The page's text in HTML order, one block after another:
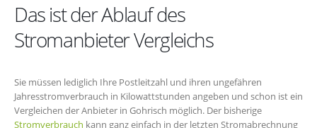
Das ist der Ablauf des
Stromanbieter Vergleichs
Sie müssen lediglich Ihre Postleitzahl und ihren ungefähren
Jahresstromverbrauch in Kilowattstunden angeben und schon ist ein
Vergleichen der Anbieter in Gohrisch möglich. Der bisherige
Stromverbrauch kann ganz einfach in der letzten Stromabrechnung